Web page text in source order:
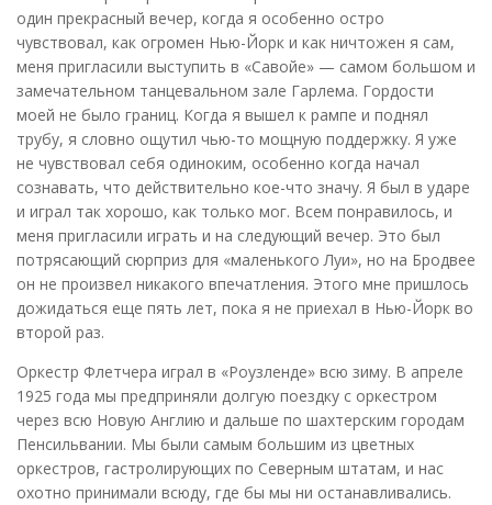
один прекрасный вечер, когда я особенно остро
чувствовал, как огромен Нью-Йорк и как ничтожен я сам,
меня пригласили выступить в «Савойе» — самом большом и
замечательном танцевальном зале Гарлема. Гордости
моей не было границ. Когда я вышел к рампе и поднял
трубу, я словно ощутил чью-то мощную поддержку. Я уже
не чувствовал себя одиноким, особенно когда начал
сознавать, что действительно кое-что значу. Я был в ударе
и играл так хорошо, как только мог. Всем понравилось, и
меня пригласили играть и на следующий вечер. Это был
потрясающий сюрприз для «маленького Луи», но на Бродвее
он не произвел никакого впечатления. Этого мне пришлось
дожидаться еще пять лет, пока я не приехал в Нью-Йорк во
второй раз.
Оркестр Флетчера играл в «Роузленде» всю зиму. В апреле
1925 года мы предприняли долгую поездку с оркестром
через всю Новую Англию и дальше по шахтерским городам
Пенсильвании. Мы были самым большим из цветных
оркестров, гастролирующих по Северным штатам, и нас
охотно принимали всюду, где бы мы ни останавливались.